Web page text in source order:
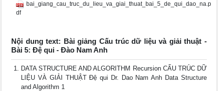
bai_giang_cau_truc_du_lieu_va_giai_thuat_bai_5_de_qui_dao_na.p
df
Nội dung text: Bài giảng Cấu trúc dữ liệu và giải thuật -
Bài 5: Đệ qui - Đào Nam Anh
DATA STRUCTURE AND ALGORITHM Recursion CẤU TRÚC DỮ
LIỆU VÀ GIẢI THUẬT Đệ qui Dr. Dao Nam Anh Data Structure
and Algorithm 1